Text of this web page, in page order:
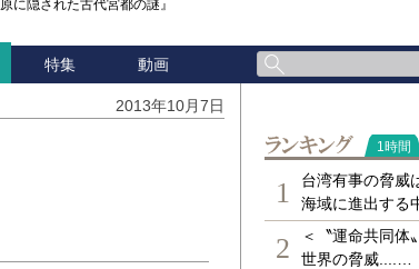
に隠された古代宮都の謎』
特集 動画
2013年10月7日
1時間
1
台湾有事の脅威
海域に進出する
2
＜〝運命共同体
世界の脅威....…